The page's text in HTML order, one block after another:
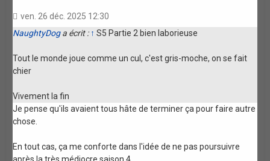
ven. 26 déc. 2025 12:30
NaughtyDoga écrit : ↑ S5 Partie 2 bien laborieuse
Tout le monde joue comme un cul, c'est gris-moche, on se fait
chier
Vivement la fin
Je pense qu'ils avaient tous hâte de terminer ça pour faire autre
chose.
En tout cas, ça me conforte dans l'idée de ne pas poursuivre